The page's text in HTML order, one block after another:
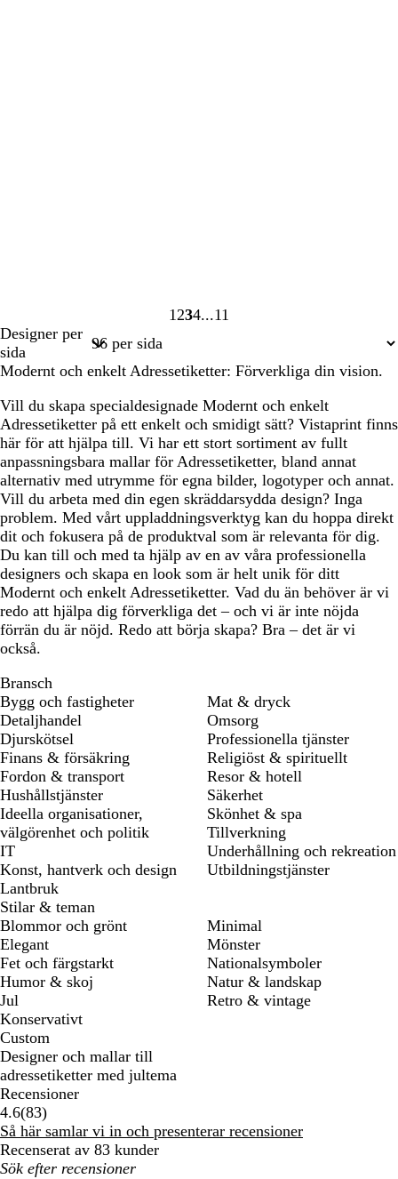
Sida
1 Sida
2 Sida
3Sida
4
Sida
11
Designer per
sida
Modernt och enkelt Adressetiketter: Förverkliga din vision.
Vill du skapa specialdesignade Modernt och enkelt
Adressetiketter på ett enkelt och smidigt sätt? Vistaprint finns
här för att hjälpa till. Vi har ett stort sortiment av fullt
anpassningsbara mallar för Adressetiketter, bland annat
alternativ med utrymme för egna bilder, logotyper och annat.
Vill du arbeta med din egen skräddarsydda design? Inga
problem. Med vårt uppladdningsverktyg kan du hoppa direkt
dit och fokusera på de produktval som är relevanta för dig.
Du kan till och med ta hjälp av en av våra professionella
designers och skapa en look som är helt unik för ditt
Modernt och enkelt Adressetiketter. Vad du än behöver är vi
redo att hjälpa dig förverkliga det – och vi är inte nöjda
förrän du är nöjd. Redo att börja skapa? Bra – det är vi
också.
Bransch
Bygg och fastigheter
Detaljhandel
Djurskötsel
Finans & försäkring
Fordon & transport
Hushållstjänster
Ideella organisationer,
välgörenhet och politik
IT
Konst, hantverk och design
Lantbruk
Mat & dryck
Omsorg
Professionella tjänster
Religiöst & spirituellt
Resor & hotell
Säkerhet
Skönhet & spa
Tillverkning
Underhållning och rekreation
Utbildningstjänster
Stilar & teman
Blommor och grönt
Elegant
Fet och färgstarkt
Humor & skoj
Jul
Konservativt
Minimal
Mönster
Nationalsymboler
Natur & landskap
Retro & vintage
Custom
Designer och mallar till
adressetiketter med jultema
Recensioner
4.6(8383
recensioner
)
Så här samlar vi in och presenterar recensioner
Recenserat av 83 kunder
Mina